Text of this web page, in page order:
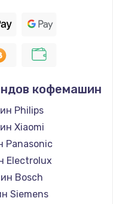
кофемашин
Philips
Xiaomi
Panasonic
Electrolux
Bosch
Siemens